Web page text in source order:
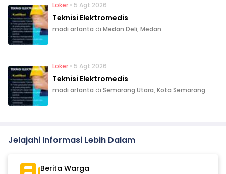
Loker • 5 Agt 2026
Teknisi Elektromedis
madi arfanta di Medan Deli, Medan
Loker • 5 Agt 2026
Teknisi Elektromedis
madi arfanta di Semarang Utara, Kota Semarang
Jelajahi Informasi Lebih Dalam
Berita Warga